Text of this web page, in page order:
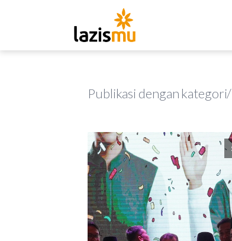
Publikasi dengan